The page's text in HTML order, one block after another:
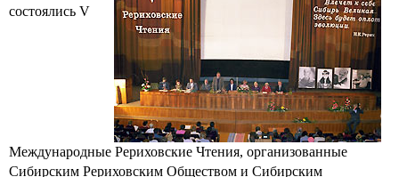
состоялись V
Международные Рериховские Чтения, организованные
Сибирским Рериховским Обществом и Сибирским